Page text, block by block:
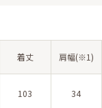
着丈 肩幅(※1)
103 34